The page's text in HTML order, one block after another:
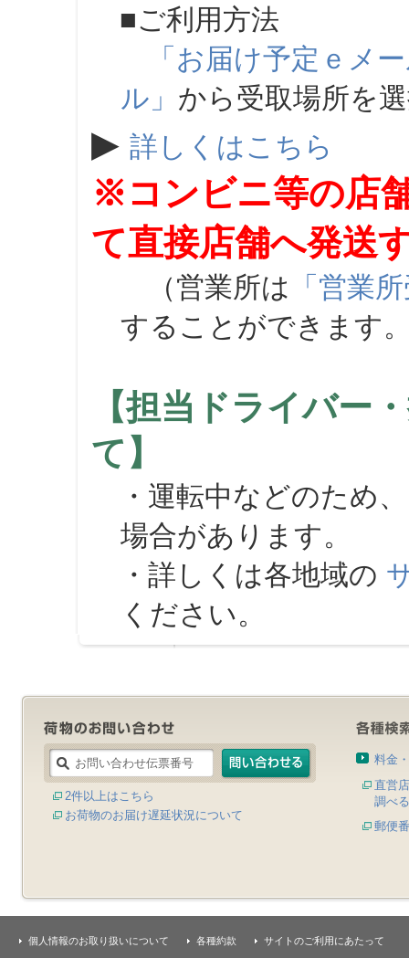
■ご利用方法
「お届け予定ｅメ
ル」 から受取場所を
▶ 詳しくはこちら
※コンビニ等の店
て直接店舗へ発送
（営業所は 「営業
することができます
【担当ドライバー
て】
・運転中などのため
場合があります。
・詳しくは各地域の
ください。
2件以上はこちら
お荷物のお届け遅延状況について
料金
直営
調べる
郵便
個人情報のお取り扱いについて 各種約款 サイトのご利用にあたって